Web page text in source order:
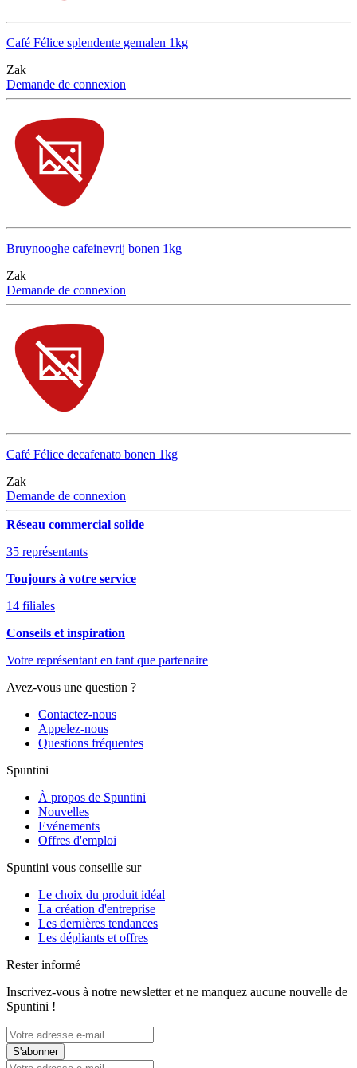
Café Félice splendente gemalen 1kg
Zak
Demande de connexion
Bruynooghe cafeinevrij bonen 1kg
Zak
Demande de connexion
Café Félice decafenato bonen 1kg
Zak
Demande de connexion
Réseau commercial solide
35 représentants
Toujours à votre service
14 filiales
Conseils et inspiration
Votre représentant en tant que partenaire
Avez-vous une question ?
Contactez-nous
Appelez-nous
Questions fréquentes
Spuntini
À propos de Spuntini
Nouvelles
Evénements
Offres d'emploi
Spuntini vous conseille sur
Le choix du produit idéal
La création d'entreprise
Les dernières tendances
Les dépliants et offres
Rester informé
Inscrivez-vous à notre newsletter et ne manquez aucune nouvelle de
Spuntini !
S'abonner